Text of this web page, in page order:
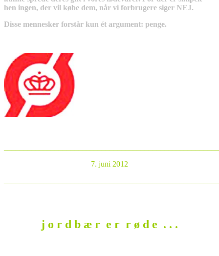
hen ingen, der vil købe dem, når vi forbrugere siger NEJ.
Disse mennesker forstår kun ét argument: penge.
7. juni 2012
j o r d b æ r e r r ø d e . . .